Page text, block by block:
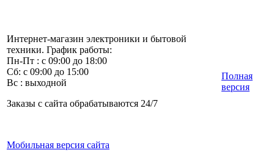
Интернет-магазин электроники и бытовой
техники. График работы:
Пн-Пт : с 09:00 до 18:00
Сб: с 09:00 до 15:00
Вс : выходной
Заказы с сайта обрабатываются 24/7
Мобильная версия сайта
Полная
версия